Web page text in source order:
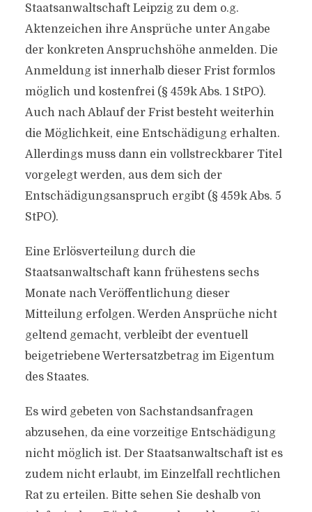
Staatsanwaltschaft Leipzig zu dem o.g.
Aktenzeichen ihre Ansprüche unter Angabe
der konkreten Anspruchshöhe anmelden. Die
Anmeldung ist innerhalb dieser Frist formlos
möglich und kostenfrei (§ 459k Abs. 1 StPO).
Auch nach Ablauf der Frist besteht weiterhin
die Möglichkeit, eine Entschädigung erhalten.
Allerdings muss dann ein vollstreckbarer Titel
vorgelegt werden, aus dem sich der
Entschädigungsanspruch ergibt (§ 459k Abs. 5
StPO).
Eine Erlösverteilung durch die
Staatsanwaltschaft kann frühestens sechs
Monate nach Veröffentlichung dieser
Mitteilung erfolgen. Werden Ansprüche nicht
geltend gemacht, verbleibt der eventuell
beigetriebene Wertersatzbetrag im Eigentum
des Staates.
Es wird gebeten von Sachstandsanfragen
abzusehen, da eine vorzeitige Entschädigung
nicht möglich ist. Der Staatsanwaltschaft ist es
zudem nicht erlaubt, im Einzelfall rechtlichen
Rat zu erteilen. Bitte sehen Sie deshalb von